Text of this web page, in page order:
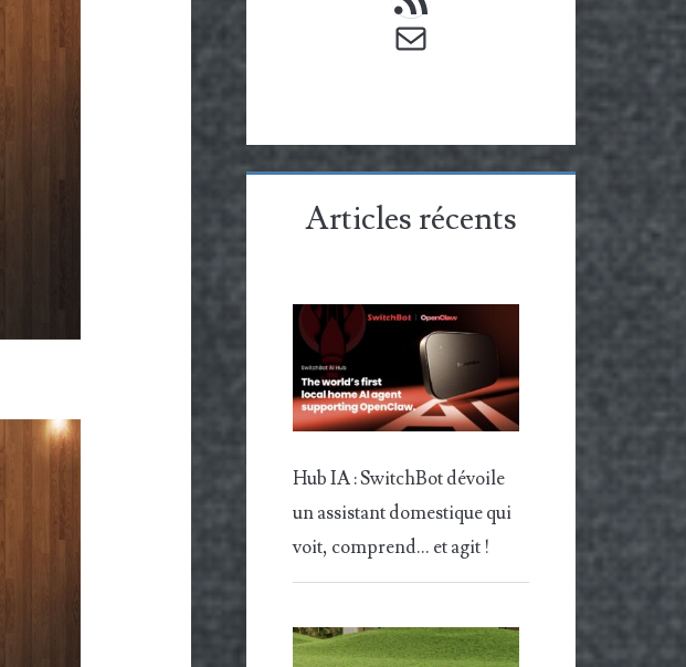
Articles récents
Hub IA : SwitchBot dévoile
un assistant domestique qui
voit, comprend… et agit !